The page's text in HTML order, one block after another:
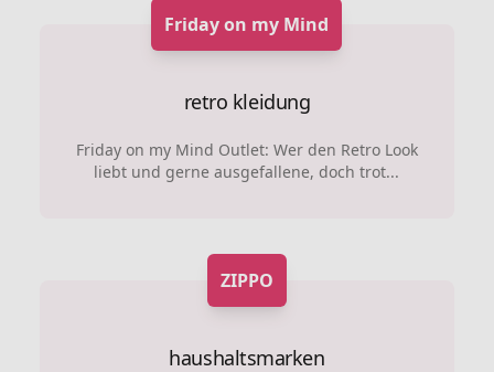
Friday on my Mind
retro kleidung
Friday on my Mind Outlet: Wer den Retro Look
liebt und gerne ausgefallene, doch trot...
ZIPPO
haushaltsmarken